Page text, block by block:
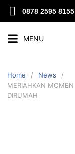
0878 2595 8155
MENU
Home
News
MERIAHKAN
DIRUMAH